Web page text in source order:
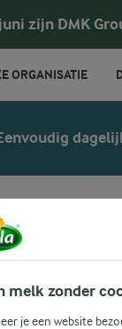
zijn DMK
ORGANISATIE
melk zonder
je een website